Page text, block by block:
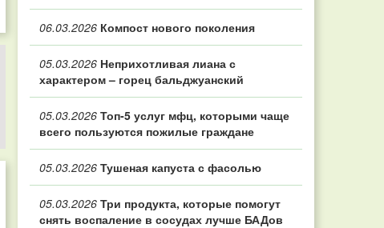
06.03.2026 Компост нового поколения
05.03.2026 Неприхотливая лиана с
характером – горец бальджуанский
05.03.2026 Топ‑5 услуг мфц, которыми чаще
всего пользуются пожилые граждане
05.03.2026 Тушеная капуста с фасолью
05.03.2026 Три продукта, которые помогут
снять воспаление в сосудах лучше БАДов